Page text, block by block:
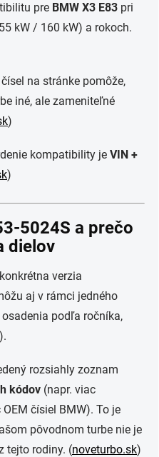
pre BMW X3 E83 pri
kW / 160 kW) a rokoch.
na stránke pomôže,
iné, ale zameniteľné
)
kompatibility je VIN +
)
5024S a prečo
dielov
verzia
aj v rámci jedného
podľa ročníka,
rozsiahly zoznam
kódov (napr. viac
čísiel BMW). To je
pôvodnom turbe nie je
tejto rodiny. (noveturbo.sk)